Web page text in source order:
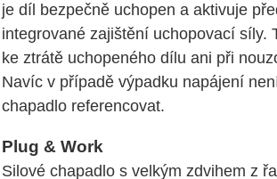
je díl bezpečně uchopen a aktivuje
integrované zajištění uchopovací síly.
ke ztrátě uchopeného dílu ani při
Navíc v případě výpadku napájení
chapadlo referencovat.
Plug & Work
Silové chapadlo s velkým zdvihem z